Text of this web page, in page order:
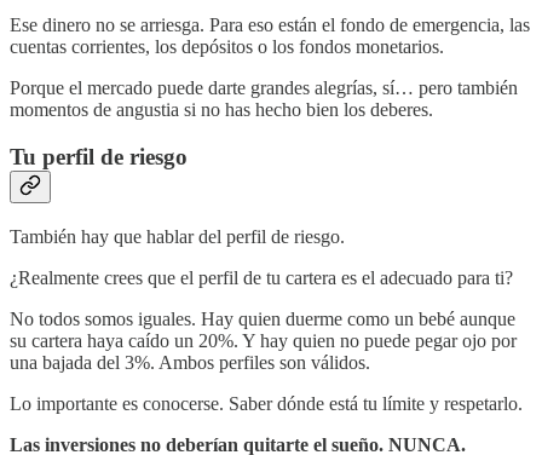
Ese dinero no se arriesga. Para eso están el fondo de emergencia, las
cuentas corrientes, los depósitos o los fondos monetarios.
Porque el mercado puede darte grandes alegrías, sí… pero también
momentos de angustia si no has hecho bien los deberes.
Tu perfil de riesgo
También hay que hablar del perfil de riesgo.
¿Realmente crees que el perfil de tu cartera es el adecuado para ti?
No todos somos iguales. Hay quien duerme como un bebé aunque
su cartera haya caído un 20%. Y hay quien no puede pegar ojo por
una bajada del 3%. Ambos perfiles son válidos.
Lo importante es conocerse. Saber dónde está tu límite y respetarlo.
Las inversiones no deberían quitarte el sueño. NUNCA.